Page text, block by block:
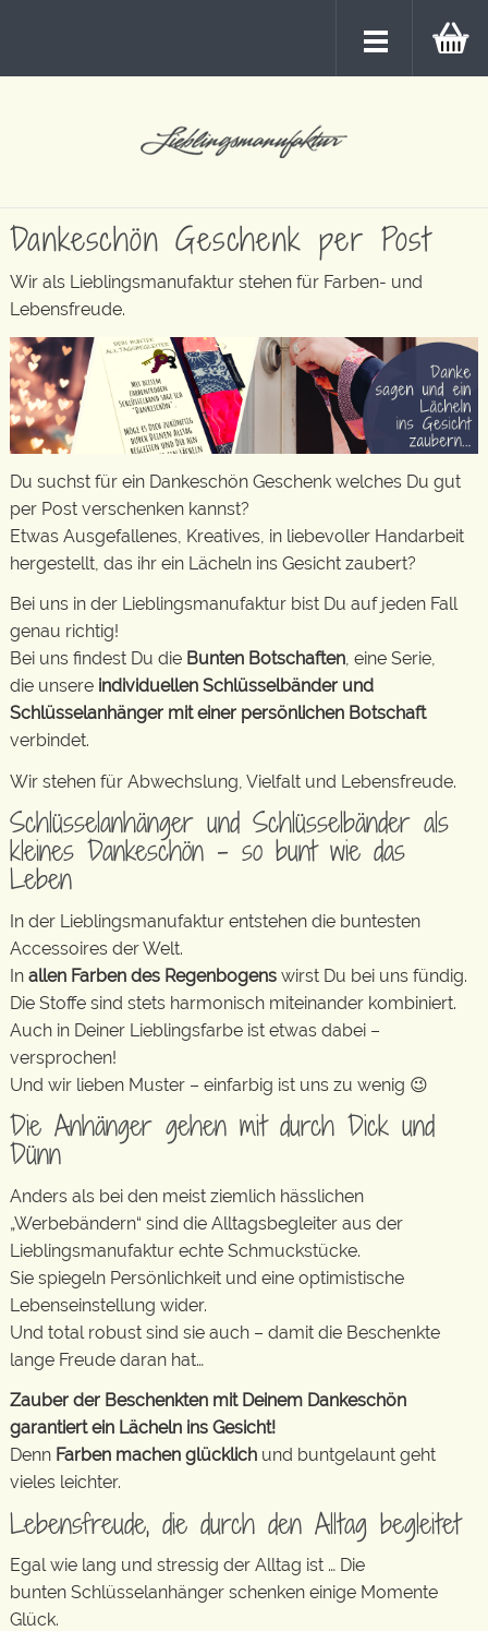
Dankeschön Geschenk per Post
Wir als Lieblingsmanufaktur stehen für Farben- und
Lebensfreude.
Du suchst für ein Dankeschön Geschenk welches Du gut
per Post verschenken kannst?
Etwas Ausgefallenes, Kreatives, in liebevoller Handarbeit
hergestellt, das ihr ein Lächeln ins Gesicht zaubert?
Bei uns in der Lieblingsmanufaktur bist Du auf jeden Fall
genau richtig!
Bei uns findest Du die Bunten Botschaften, eine Serie,
die unsere individuellen Schlüsselbänder und
Schlüsselanhänger mit einer persönlichen Botschaft
verbindet.
Wir stehen für Abwechslung, Vielfalt und Lebensfreude.
Schlüsselanhänger und Schlüsselbänder als
kleines Dankeschön – so bunt wie das
Leben
In der Lieblingsmanufaktur entstehen die buntesten
Accessoires der Welt.
In allen Farben des Regenbogens wirst Du bei uns fündig.
Die Stoffe sind stets harmonisch miteinander kombiniert.
Auch in Deiner Lieblingsfarbe ist etwas dabei –
versprochen!
Und wir lieben Muster – einfarbig ist uns zu wenig 😉
Die Anhänger gehen mit durch Dick und
Dünn
Anders als bei den meist ziemlich hässlichen
„Werbebändern“ sind die Alltagsbegleiter aus der
Lieblingsmanufaktur echte Schmuckstücke.
Sie spiegeln Persönlichkeit und eine optimistische
Lebenseinstellung wider.
Und total robust sind sie auch – damit die Beschenkte
lange Freude daran hat…
Zauber der Beschenkten mit Deinem Dankeschön
garantiert ein Lächeln ins Gesicht!
Denn Farben machen glücklich und buntgelaunt geht
vieles leichter.
Lebensfreude, die durch den Alltag begleitet
Egal wie lang und stressig der Alltag ist … Die
bunten Schlüsselanhänger schenken einige Momente
Glück.